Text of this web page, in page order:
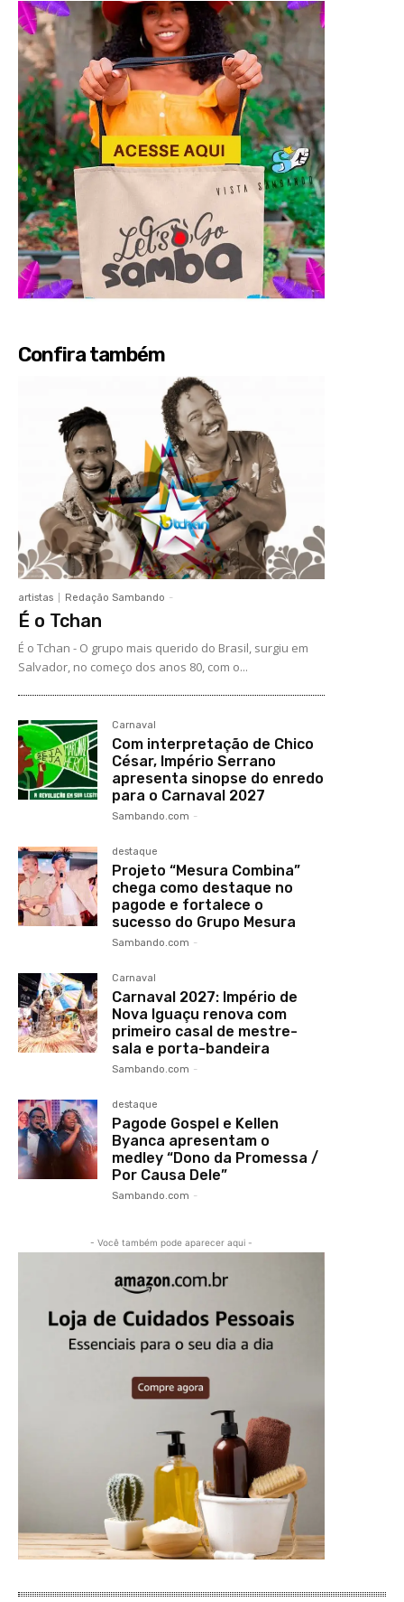
Confira também
artistas Redação Sambando -
É o Tchan
É o Tchan - O grupo mais querido do Brasil, surgiu em
Salvador, no começo dos anos 80, com o...
Carnaval
Com interpretação de Chico
César, Império Serrano
apresenta sinopse do enredo
para o Carnaval 2027
Sambando.com -
destaque
Projeto “Mesura Combina”
chega como destaque no
pagode e fortalece o
sucesso do Grupo Mesura
Sambando.com -
Carnaval
Carnaval 2027: Império de
Nova Iguaçu renova com
primeiro casal de mestre-
sala e porta-bandeira
Sambando.com -
destaque
Pagode Gospel e Kellen
Byanca apresentam o
medley “Dono da Promessa /
Por Causa Dele”
Sambando.com -
- Você também pode aparecer aqui -